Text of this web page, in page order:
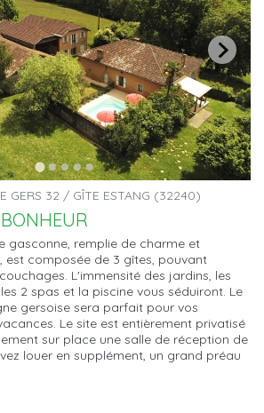
GERS 32 / GÎTE ESTANG (32240)
gasconne, remplie de charme et
est composée de 3 gîtes, pouvant
L'immensité des jardins, les
2 spas et la piscine vous séduiront. Le
gersoise sera parfait pour vos
Le site est entièrement privatisé
sur place une salle de réception de
louer en supplément, un grand préau